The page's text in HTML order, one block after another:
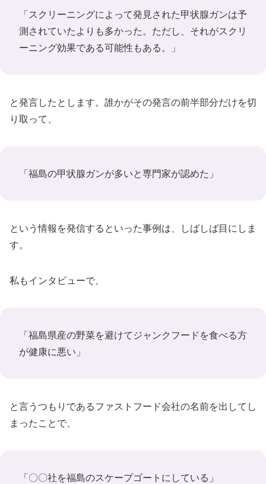
「スクリーニングによって発見された甲状腺ガンは予
測されていたよりも多かった。ただし、それがスクリ
ーニング効果である可能性もある。」
と発言したとします。誰かがその発言の前半部分だけを切
り取って、
「福島の甲状腺ガンが多いと専門家が認めた」
という情報を発信するといった事例は、しばしば目にしま
す。
私もインタビューで、
「福島県産の野菜を避けてジャンクフードを食べる方
が健康に悪い」
と言うつもりであるファストフード会社の名前を出してし
まったことで、
「〇〇社を福島のスケープゴートにしている」